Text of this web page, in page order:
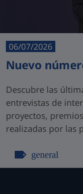
06/07/2026
Nuevo
Descubre las
entrevistas de
proyectos,
realizadas por las
general